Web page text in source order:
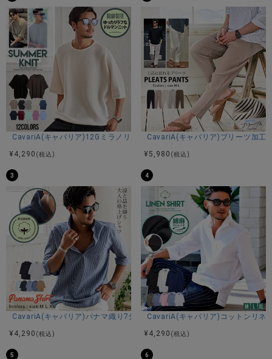
CavariA(キャバリア)12Gミラノリブクルーネックドルマンハーフスリー
¥ 4,290 (税込)
CavariA(キャバリア)プリーツ加工
¥ 5,980 (税込)
3
CavariA(キャバリア)パナマ織り7分袖カプリシャツ/全9色
¥ 4,290 (税込)
4
CavariA(キャバリア)コットンリネ
¥ 4,290 (税込)
5 6